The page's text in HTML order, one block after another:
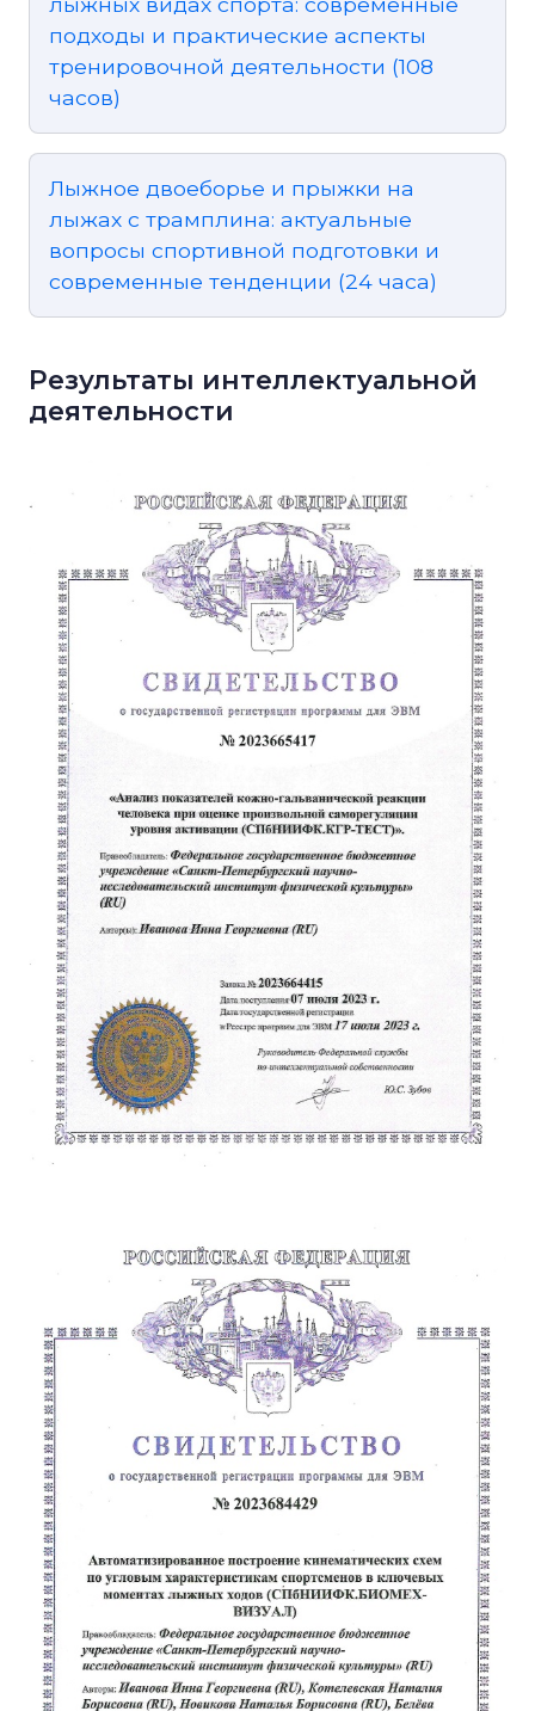
подходы и практические аспекты
тренировочной деятельности (108
часов)
Лыжное двоеборье и прыжки на
лыжах с трамплина: актуальные
вопросы спортивной подготовки и
современные тенденции (24 часа)
Результаты интеллектуальной
деятельности